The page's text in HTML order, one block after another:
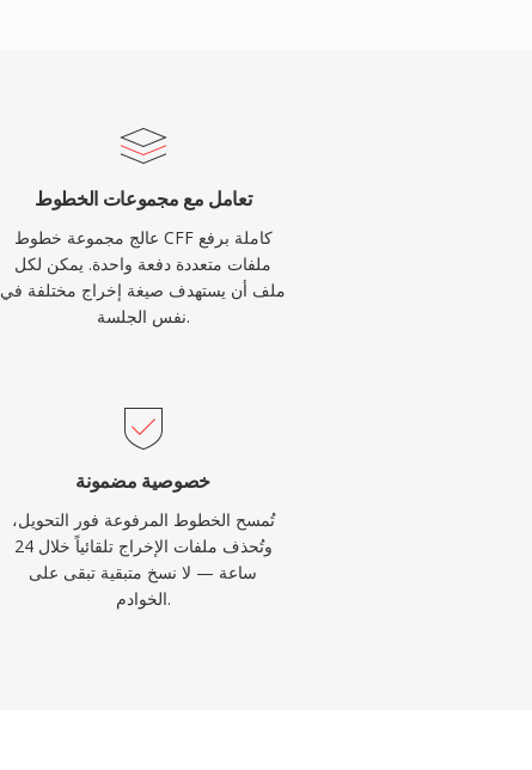
تعامل مع مجموعات الخطوط
عالج مجموعة خطوط CFF كاملة برفع
ملفات متعددة دفعة واحدة. يمكن لكل
ملف أن يستهدف صيغة إخراج مختلفة في
نفس الجلسة.
خصوصية مضمونة
تُمسح الخطوط المرفوعة فور التحويل،
وتُحذف ملفات الإخراج تلقائياً خلال 24
ساعة — لا نسخ متبقية تبقى على
الخوادم.